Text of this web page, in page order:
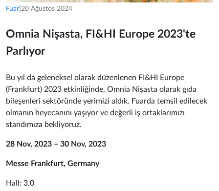
Fuar 20 Ağustos 2024
Omnia Nişasta, FI&HI Europe 2023'te
Parlıyor
Bu yıl da geleneksel olarak düzenlenen FI&HI Europe
(Frankfurt) 2023 etkinliğinde, Omnia Nişasta olarak gıda
bileşenleri sektöründe yerimizi aldık. Fuarda temsil edilecek
olmanın heyecanını yaşıyor ve değerli iş ortaklarımızı
standımıza bekliyoruz.
28 Nov, 2023 – 30 Nov, 2023
Messe Frankfurt, Germany
Hall: 3.0